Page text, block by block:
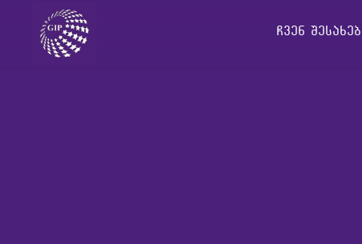
ჩვენ შესახებ